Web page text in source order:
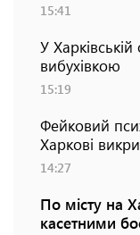
15:41
У
вибухівкою
15:19
Фейковий
Харкові
14:27
По місту на
касетними